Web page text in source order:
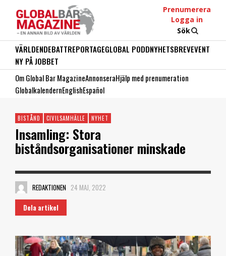
Prenumerera
Logga in
Sök
VÄRLDENDEBATTREPORTAGEGLOBAL PODDNYHETSBREVEVENT
NY PÅ JOBBET
Om Global Bar MagazineAnnonseraHjälp med prenumeration
GlobalkalendernEnglishEspañol
BISTÅND CIVILSAMHÄLLE NYHET
Insamling: Stora
biståndsorganisationer minskade
REDAKTIONEN 24 MAJ, 2022
Dela artikel